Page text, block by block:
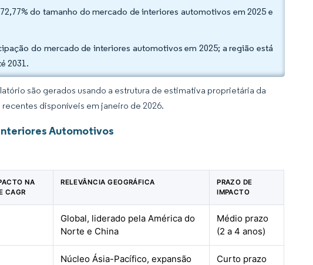
do tamanho do mercado de interiores automotivos em 2025 e
do mercado de interiores automotivos em 2025; a região está
2031.
são gerados usando a estrutura de estimativa proprietária da
disponíveis em janeiro de 2026.
Automotivos
NA
CAGR
RELEVÂNCIA GEOGRÁFICA
PRAZO DE
IMPACTO
Global, liderado pela América do
Norte e China
Médio prazo
(2 a 4 anos)
Núcleo Ásia-Pacífico, expansão
Curto prazo